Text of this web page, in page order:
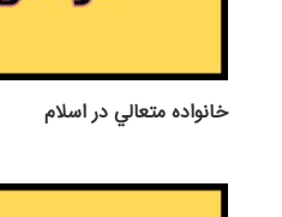
خانواده متعالي در اسلام